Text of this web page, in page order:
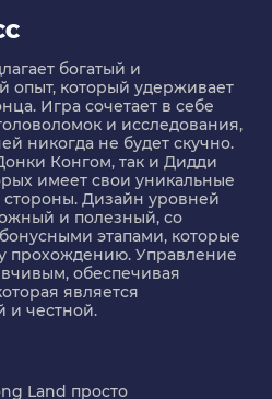
богатый и
опыт, который удерживает
Игра сочетает в себе
и исследования,
никогда не будет скучно.
Конгом, так и Дидди
имеет свои уникальные
Дизайн уровней
и полезный, со
этапами, которые
прохождению. Управление
обеспечивая
является
и честной.
Land просто